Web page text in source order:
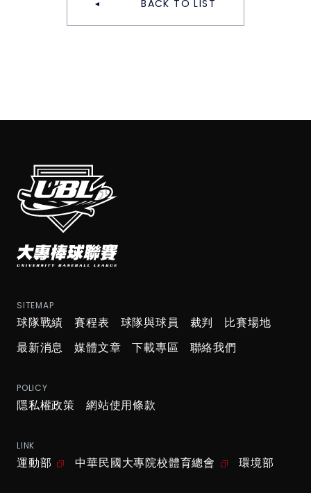
BACK TO LIST
SITEMAP
球隊戰績 賽程表 球隊與球員 裁判
比賽場地
最新消息
媒體文章 下載專區 聯絡我們
POLICY
隱私權政策 網站使用條款
LINK
運動部 中華民國大專院校體育總會 環境部